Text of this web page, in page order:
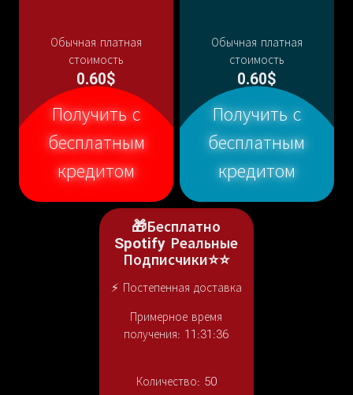
Обычная платная
стоимость
0.60$
Получить с
бесплатным
кредитом
Обычная платная
стоимость
0.60$
Получить с
бесплатным
кредитом
🎁Бесплатно
Spotify Реальные
Подписчики⭐⭐
⚡ Постепенная доставка
Примерное время
получения: 11:31:36
Количество: 50